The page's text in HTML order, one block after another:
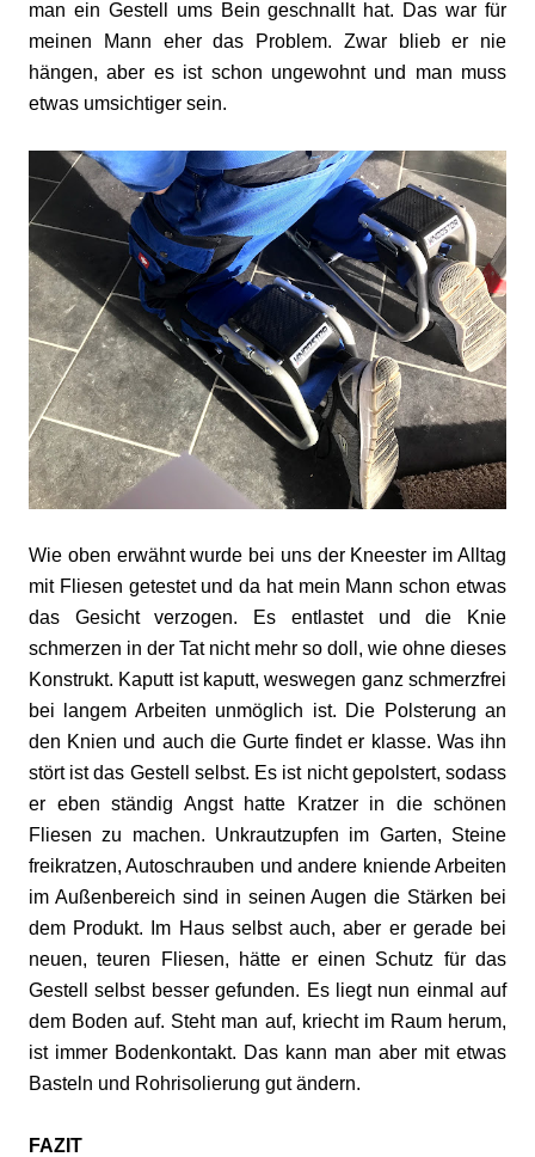
man ein Gestell ums Bein geschnallt hat. Das war für
meinen Mann eher das Problem. Zwar blieb er nie
hängen, aber es ist schon ungewohnt und man muss
etwas umsichtiger sein.
Wie oben erwähnt wurde bei uns der Kneester im Alltag
mit Fliesen getestet und da hat mein Mann schon etwas
das Gesicht verzogen. Es entlastet und die Knie
schmerzen in der Tat nicht mehr so doll, wie ohne dieses
Konstrukt. Kaputt ist kaputt, weswegen ganz schmerzfrei
bei langem Arbeiten unmöglich ist. Die Polsterung an
den Knien und auch die Gurte findet er klasse. Was ihn
stört ist das Gestell selbst. Es ist nicht gepolstert, sodass
er eben ständig Angst hatte Kratzer in die schönen
Fliesen zu machen. Unkrautzupfen im Garten, Steine
freikratzen, Autoschrauben und andere kniende Arbeiten
im Außenbereich sind in seinen Augen die Stärken bei
dem Produkt. Im Haus selbst auch, aber er gerade bei
neuen, teuren Fliesen, hätte er einen Schutz für das
Gestell selbst besser gefunden. Es liegt nun einmal auf
dem Boden auf. Steht man auf, kriecht im Raum herum,
ist immer Bodenkontakt. Das kann man aber mit etwas
Basteln und Rohrisolierung gut ändern.
FAZIT